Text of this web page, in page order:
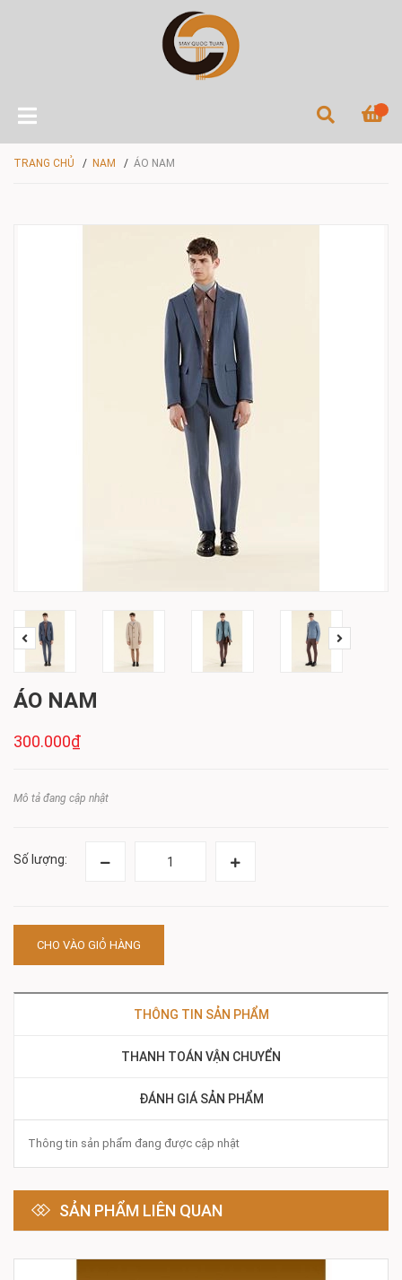
TRANG CHỦ / NAM / ÁO NAM
ÁO NAM
300.000₫
Mô tả đang cập nhật
Số lượng:
CHO VÀO GIỎ HÀNG
THÔNG TIN SẢN PHẨM
THANH TOÁN VẬN CHUYỂN
ĐÁNH GIÁ SẢN PHẨM
Thông tin sản phẩm đang được cập nhật
SẢN PHẨM LIÊN QUAN